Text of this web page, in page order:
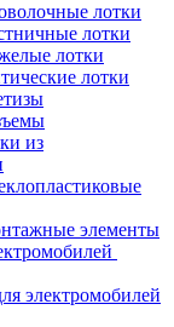
лотки
лотки
лотки
лотки
из
элементы
электромобилей